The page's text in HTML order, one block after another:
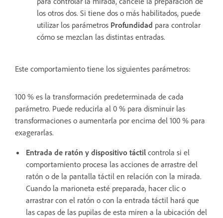
los otros dos. Si tiene dos o más habilitados, puede
utilizar los parámetros Profundidad para controlar
cómo se mezclan las distintas entradas.
Este comportamiento tiene los siguientes parámetros:
100 % es la transformación predeterminada de cada
parámetro. Puede reducirla al 0 % para disminuir las
transformaciones o aumentarla por encima del 100 % para
exagerarlas.
Entrada de ratón y dispositivo táctil controla si el
comportamiento procesa las acciones de arrastre del
ratón o de la pantalla táctil en relación con la mirada.
Cuando la marioneta esté preparada, hacer clic o
arrastrar con el ratón o con la entrada táctil hará que
las capas de las pupilas de esta miren a la ubicación del